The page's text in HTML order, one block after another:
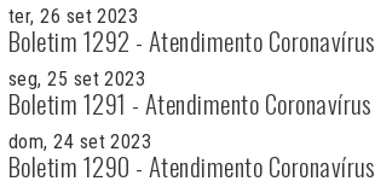
ter, 26 set 2023
Boletim 1292 - Atendimento Coronavírus
seg, 25 set 2023
Boletim 1291 - Atendimento Coronavírus
dom, 24 set 2023
Boletim 1290 - Atendimento Coronavírus